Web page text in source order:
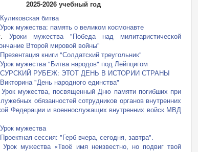
2025-2026 учебный год
Куликовская битва
Урок мужества: память о великом космонавте
Уроки мужества "Победа над милитаристической
Второй мировой войны"
Презентация книги "Солдатский треугольник"
Урок мужества "Битва народов" под Лейпцигом
СУРСКИЙ РУБЕЖ: ЭТОТ ДЕНЬ В ИСТОРИИ СТРАНЫ
Викторина "День народного единства"
Урок мужества, посвященный Дню памяти погибших при
обязанностей сотрудников органов внутренних
Федерации и военнослужащих внутренних войск МВД
Урок мужества
Проектная сессия: "Герб вчера, сегодня, завтра".
Урок мужества «Твоё имя неизвестно, но подвиг твой